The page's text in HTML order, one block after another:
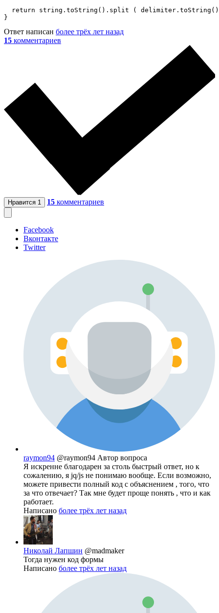
return string.toString().split (
}
Ответ написан более трёх лет назад
15 комментариев
Нравится 1 15 комментариев
Facebook
Вконтакте
Twitter
raymon94 @raymon94 Автор вопроса
Я искренне благодарен за столь быстрый ответ, но к
сожалению, я jq/js не понимаю вообще. Если возможно,
можете привести полный код с объяснением , того, что
за что отвечает? Так мне будет проще понять , что и как
работает.
Написано более трёх лет назад
Николай Лапшин @madmaker
Тогда нужен код формы
Написано более трёх лет назад